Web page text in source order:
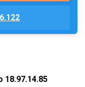
18.97.14.85